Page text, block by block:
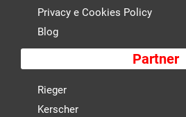
Privacy e Cookies Policy
Blog
Partner
Rieger
Kerscher